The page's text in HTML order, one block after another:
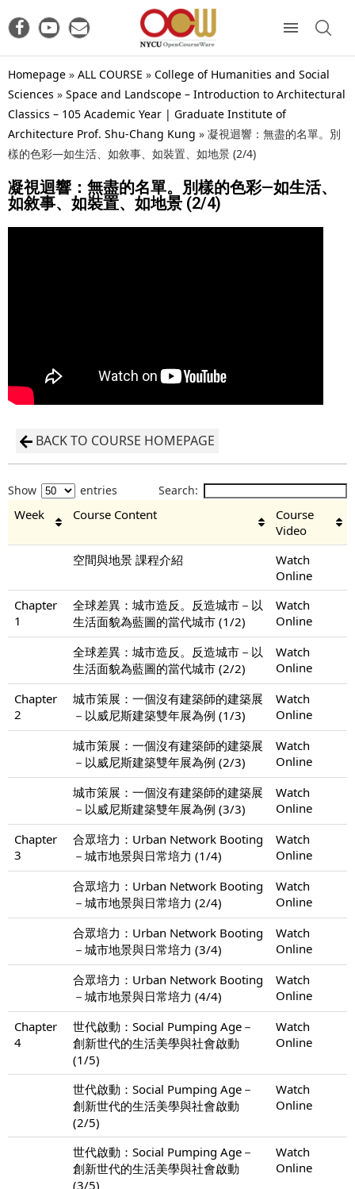
Homepage » ALL COURSE » College of Humanities and Social
Sciences » Space and Landscope – Introduction to Architectural
Classics – 105 Academic Year | Graduate Institute of
Architecture Prof. Shu-Chang Kung » 凝視迴響：無盡的名單。別
樣的色彩—如生活、如敘事、如裝置、如地景 (2/4)
凝視迴響：無盡的名單。別樣的色彩—如生活、
如敘事、如裝置、如地景 (2/4)
BACK TO COURSE HOMEPAGE
Show entries Search:
Week Course Content
Course
Video
空間與地景 課程介紹
Watch
Online
Chapter
1
全球差異：城市造反。反造城市－以
生活面貌為藍圖的當代城市 (1/2)
Watch
Online
全球差異：城市造反。反造城市－以
生活面貌為藍圖的當代城市 (2/2)
Watch
Online
Chapter
2
城市策展：一個沒有建築師的建築展
－以威尼斯建築雙年展為例 (1/3)
Watch
Online
城市策展：一個沒有建築師的建築展
－以威尼斯建築雙年展為例 (2/3)
Watch
Online
城市策展：一個沒有建築師的建築展
－以威尼斯建築雙年展為例 (3/3)
Watch
Online
Chapter
3
合眾培力：Urban Network Booting
－城市地景與日常培力 (1/4)
Watch
Online
合眾培力：Urban Network Booting
－城市地景與日常培力 (2/4)
Watch
Online
合眾培力：Urban Network Booting
－城市地景與日常培力 (3/4)
Watch
Online
合眾培力：Urban Network Booting
－城市地景與日常培力 (4/4)
Watch
Online
Chapter
4
世代啟動：Social Pumping Age－
創新世代的生活美學與社會啟動
(1/5)
Watch
Online
世代啟動：Social Pumping Age－
創新世代的生活美學與社會啟動
(2/5)
Watch
Online
世代啟動：Social Pumping Age－
創新世代的生活美學與社會啟動
(3/5)
Watch
Online